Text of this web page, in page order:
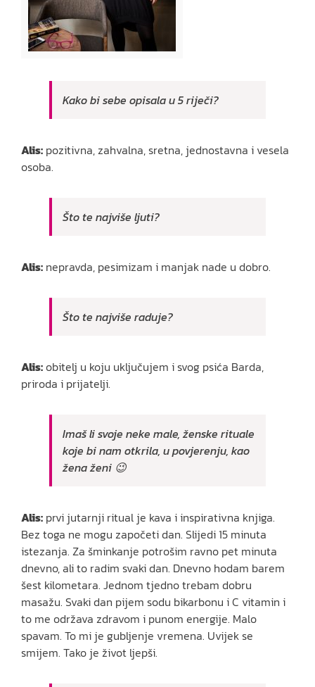
Kako bi sebe opisala u 5 riječi?
Alis: pozitivna, zahvalna, sretna, jednostavna i vesela
osoba.
Što te najviše ljuti?
Alis: nepravda, pesimizam i manjak nade u dobro.
Što te najviše raduje?
Alis:obitelj u koju uključujem i svog psića Barda,
priroda i prijatelji.
Imaš li svoje neke male, ženske rituale
koje bi nam otkrila, u povjerenju, kao
žena ženi 😉
Alis: prvi jutarnji ritual je kava i inspirativna knjiga.
Bez toga ne mogu započeti dan. Slijedi 15 minuta
istezanja. Za šminkanje potrošim ravno pet minuta
dnevno, ali to radim svaki dan. Dnevno hodam barem
šest kilometara. Jednom tjedno trebam dobru
masažu. Svaki dan pijem sodu bikarbonu i C vitamin i
to me održava zdravom i punom energije. Malo
spavam. To mi je gubljenje vremena. Uvijek se
smijem. Tako je život ljepši.